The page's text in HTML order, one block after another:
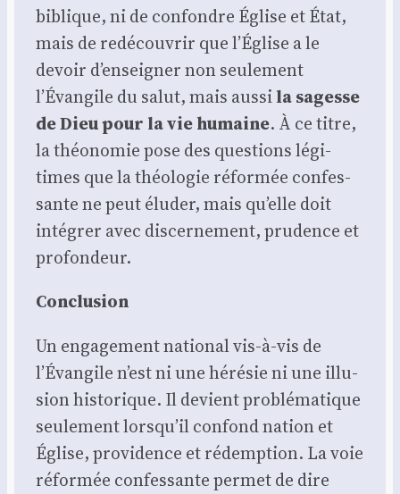
biblique, ni de confondre Église et État,
mais de redé­cou­vrir que l’Église a le
devoir d’enseigner non seule­ment
l’Évangile du salut, mais aus­sila sagesse
de Dieu pour la vie humaine. À ce titre,
la théo­no­mie pose des ques­tions légi­
times que la théo­lo­gie réfor­mée confes­
sante ne peut élu­der, mais qu’elle doit
inté­grer avec dis­cer­ne­ment, pru­dence et
pro­fon­deur.
Conclu­sion
Un enga­ge­ment natio­nal vis-à-vis de
l’Évangile n’est ni une héré­sie ni une illu­
sion his­to­rique. Il devient pro­blé­ma­tique
seule­ment lorsqu’il confond nation et
Église, pro­vi­dence et rédemp­tion. La voie
réfor­mée confes­sante per­met de dire